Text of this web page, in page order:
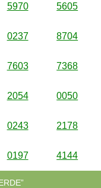
5970 5605
0237 8704
7603 7368
2054 0050
0243 2178
0197 4144